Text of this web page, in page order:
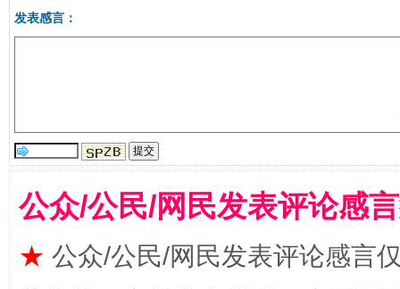
受贿1.44亿！段成刚被判无期 从幼
发表感言：
公众/公民/网民发表评论感
★ 公众/公民/网民发表评论感言